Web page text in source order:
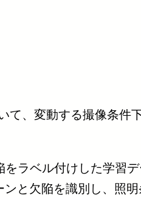
て、変動する撮像条件
ラベル付けした学習
と欠陥を識別し、照